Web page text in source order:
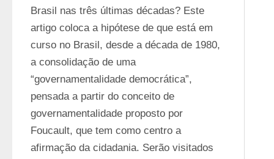
Brasil nas três últimas décadas? Este
artigo coloca a hipótese de que está em
curso no Brasil, desde a década de 1980,
a consolidação de uma
“governamentalidade democrática”,
pensada a partir do conceito de
governamentalidade proposto por
Foucault, que tem como centro a
afirmação da cidadania. Serão visitados